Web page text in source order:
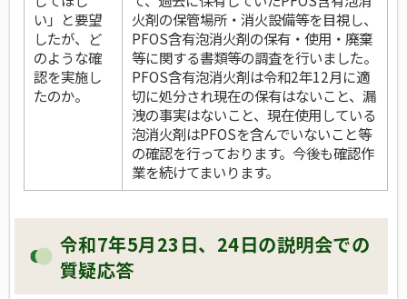
い」と要望
したが、ど
のような確
認を実施し
たのか。
火剤の保管場所・消火設備等を目視し、
PFOS含有泡消火剤の保有・使用・廃棄
等に関する書類等の調査を行いました。
PFOS含有泡消火剤は令和2年12月に適
切に処分され現在の保有はないこと、漏
洩の事実はないこと、現在使用している
泡消火剤はPFOSを含んでいないこと等
の確認を行っております。今後も確認作
業を続けてまいります。
令和7年5月23日、24日の説明会での
質疑応答